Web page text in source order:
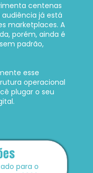
centenas
já está
marketplaces. A
porém, ainda é
padrão,
esse
operacional
plugar o seu
para o